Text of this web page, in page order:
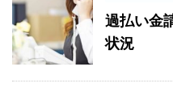
過払い金
状況